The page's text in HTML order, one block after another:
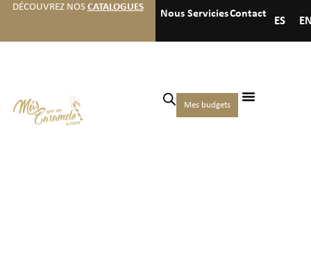
DÉCOUVREZ NOS CATALOGUES
Nous ServiciesContact
ES
Mes budgets